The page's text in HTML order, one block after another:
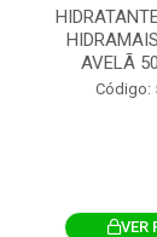
AVELÃ
Código:
VER